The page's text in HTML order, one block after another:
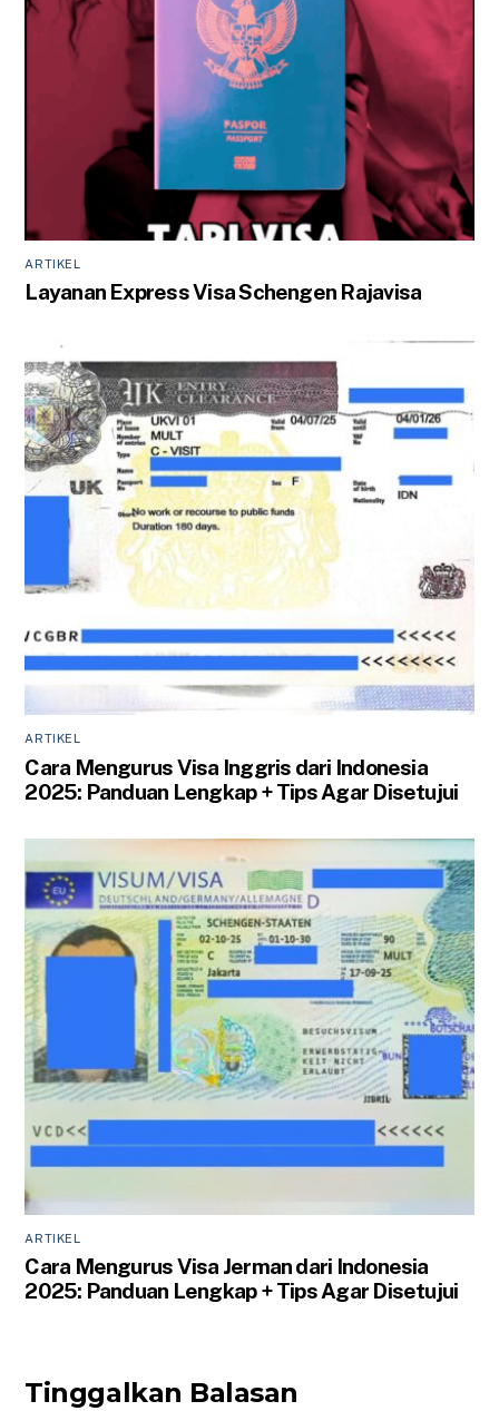
ARTIKEL
Layanan Express Visa Schengen Rajavisa
ARTIKEL
Cara Mengurus Visa Inggris dari Indonesia
2025: Panduan Lengkap + Tips Agar Disetujui
ARTIKEL
Cara Mengurus Visa Jerman dari Indonesia
2025: Panduan Lengkap + Tips Agar Disetujui
Tinggalkan Balasan